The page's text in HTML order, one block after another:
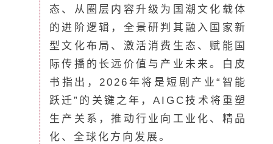
态、从圈层内容升级为国潮文化载体
的进阶逻辑，全景研判其融入国家新
型文化布局、激活消费生态、赋能国
际传播的长远价值与产业未来。白皮
书指出，2026年将是短剧产业“智能
跃迁”的关键之年，AIGC技术将重塑
生产关系，推动行业向工业化、精品
化、全球化方向发展。